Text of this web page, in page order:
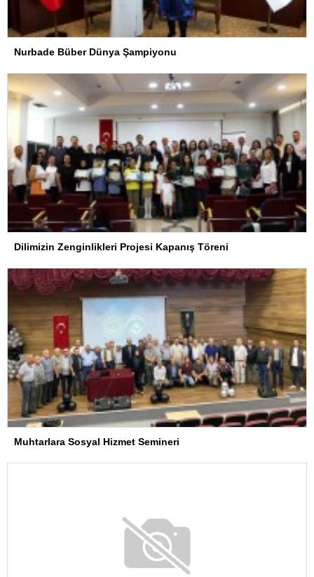
Nurbade Büber Dünya Şampiyonu
Dilimizin Zenginlikleri Projesi Kapanış Töreni
Muhtarlara Sosyal Hizmet Semineri